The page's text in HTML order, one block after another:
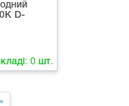
D-
0 шт.
»